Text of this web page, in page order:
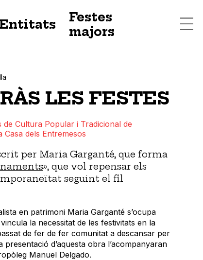
Entitats
Festes
majors
LES FESTES
de Cultura Popular i Tradicional de
Casa dels Entremesos
per Maria Garganté, que forma
», que vol repensar els
seguint el fil
en patrimoni Maria Garganté s’ocupa
la necessitat de les festivitats en la
de fer de fer comunitat a descansar per
d’aquesta obra l’acompanyaran
Manuel Delgado.